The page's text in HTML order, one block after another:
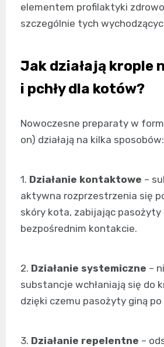
elementem profilaktyki
szczególnie tych
Jak działają krople
i pchły dla kotów?
Nowoczesne preparaty w
on) działają na kilka sposobów:
1. Działanie kontaktowe –
aktywna rozprzestrzenia się
skóry kota, zabijając pasożyty
bezpośrednim kontakcie.
2. Działanie systemiczne –
substancje wchłaniają się do
dzięki czemu pasożyty giną po
3. Działanie repelentne –